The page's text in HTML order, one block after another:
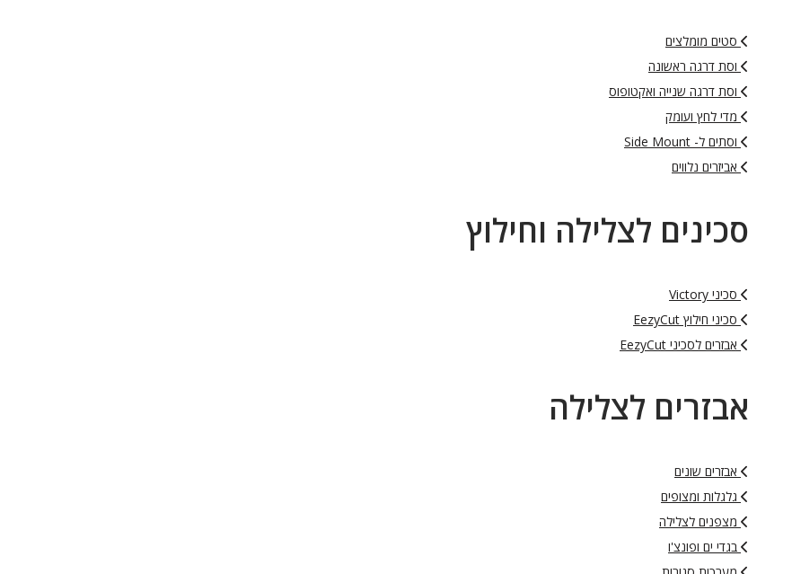
סטים מומלצים
וסת דרגה ראשונה
וסת דרגה שנייה ואקטופוס
מדי לחץ ועומק
וסתים ל- Side Mount
אביזרים נלווים
סכינים לצלילה וחילוץ
סכיני Victory
סכיני חילוץ EezyCut
אבזרים לסכיני EezyCut
אבזרים לצלילה
אבזרים שונים
גלגלות ומצופים
מצפנים לצלילה
בגדי ים ופונצ'ו